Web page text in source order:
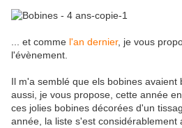
... et comme l'an dernier, je vous
l'évènement.
Il m'a semblé que els bobines avaient
aussi, je vous propose, cette année
ces jolies bobines décorées d'un
année, la liste s'est considérablement